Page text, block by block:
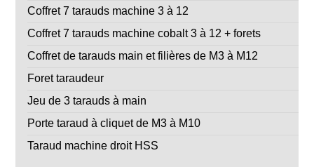
Coffret 7 tarauds machine 3 à 12
Coffret 7 tarauds machine cobalt 3 à 12 + forets
Coffret de tarauds main et filières de M3 à M12
Foret taraudeur
Jeu de 3 tarauds à main
Porte taraud à cliquet de M3 à M10
Taraud machine droit HSS